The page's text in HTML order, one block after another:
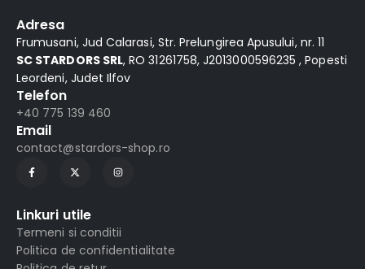
Adresa
Frumusani, Jud Calarasi, Str. Prelungirea Apusului, nr. 11
SC STARDORS SRL, RO 31261758, J2013000596235 , Popesti
Leordeni, Judet Ilfov
Telefon
+40 775 139 460
Email
contact@stardors-shop.ro
Linkuri utile
Termeni si conditii
Politica de confidentialitate